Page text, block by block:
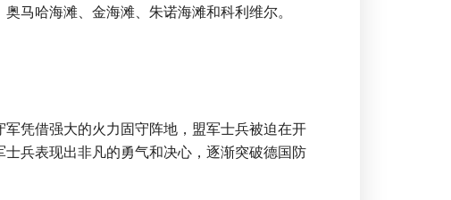
马哈海滩、金海滩、朱诺海滩和科利维尔。
凭借强大的火力固守阵地，盟军士兵被迫在开
兵表现出非凡的勇气和决心，逐渐突破德国防